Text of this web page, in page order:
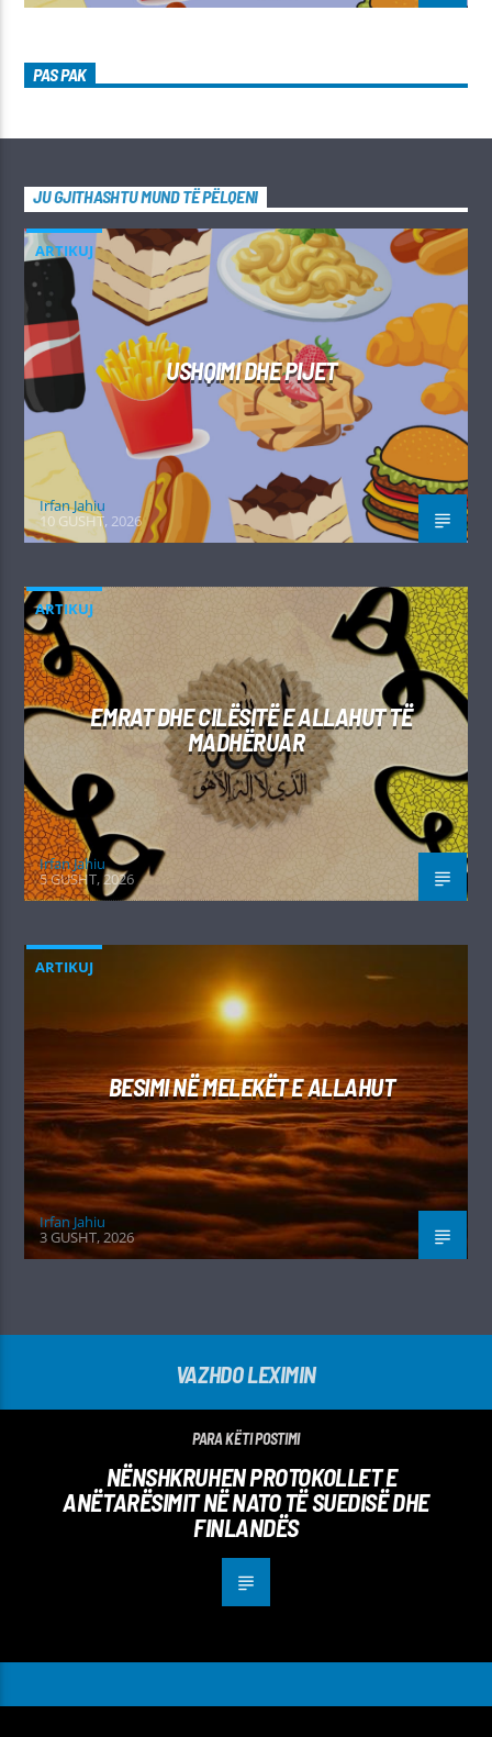
PAS PAK
JU GJITHASHTU MUND TË PËLQENI
ARTIKUJ
USHQIMI DHE PIJET
Irfan Jahiu
10 GUSHT, 2026
ARTIKUJ
EMRAT DHE CILËSITË E ALLAHUT TË
MADHËRUAR
Irfan Jahiu
5 GUSHT, 2026
ARTIKUJ
BESIMI NË MELEKËT E ALLAHUT
Irfan Jahiu
3 GUSHT, 2026
VAZHDO LEXIMIN
PARA KËTI POSTIMI
NËNSHKRUHEN PROTOKOLLET E
ANËTARËSIMIT NË NATO TË SUEDISË DHE
FINLANDËS